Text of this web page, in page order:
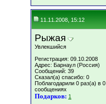
11.11.2008, 15:12
Рыжая
Увлекшийся
Регистрация: 09.10.2008
Адрес: Барнаул (Россия)
Сообщений: 39
Сказал(а) спасибо: 0
Поблагодарили 0 раз(а) в 0
сообщениях
Подарков: 1